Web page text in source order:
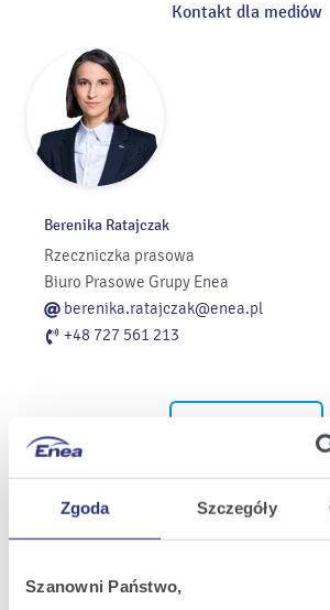
Zgoda Szczegóły
Szanowni Państwo,
Kontakt dla mediów
Berenika Ratajczak
Rzeczniczka prasowa
Biuro Prasowe Grupy Enea
berenika.ratajczak@enea.pl
+48 727 561 213
Informacje dla
skrzynce e-mail.